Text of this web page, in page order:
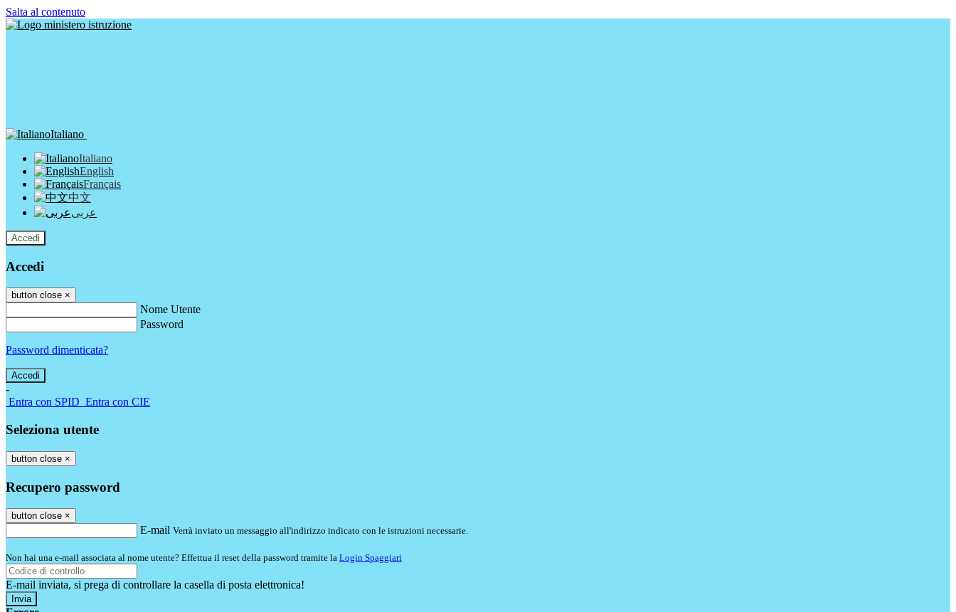
Salta al contenuto
Italiano
Italiano
English
Français
中文
عربى
Accedi
Accedi
button close ×
Nome Utente
Password
Password dimenticata?
-
Entra con SPID Entra con CIE
Seleziona utente
button close ×
Recupero password
button close ×
E-mail Verrà inviato un messaggio all'indirizzo indicato con le istruzioni necessarie.
Non hai una e-mail associata al nome utente? Effettua il reset della password tramite la Login Spaggiari
E-mail inviata, si prega di controllare la casella di posta elettronica!